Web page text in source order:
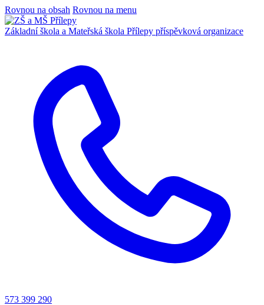
Rovnou na obsah Rovnou na menu
Základní škola a Mateřská škola Přílepy příspěvková organizace
573 399 290